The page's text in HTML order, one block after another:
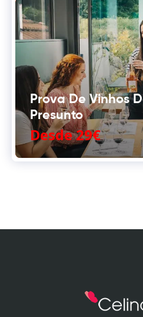
Prova De Vinhos
Presunto
Desde 29€